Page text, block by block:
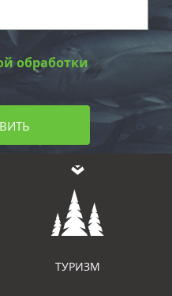
обработки
ТУРИЗМ